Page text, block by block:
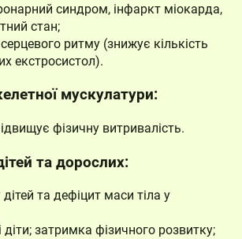
синдром, інфаркт міокарда,
стан;
ритму (знижує кількість
екстросистол).
мускулатури:
фізичну витривалість.
та дорослих:
дітей та дефіцит маси тіла у
затримка фізичного розвитку;